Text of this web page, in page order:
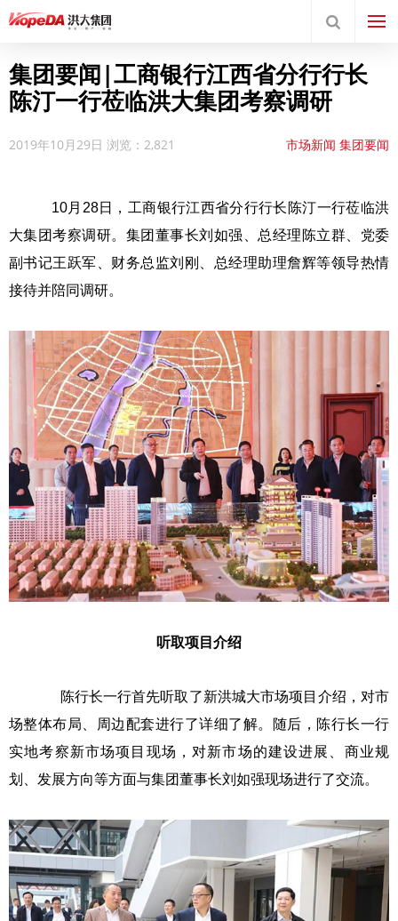
集团要闻|工商银行江西省分行行长
陈汀一行莅临洪大集团考察调研
2019年10月29日 浏览：2,821 市场新闻 集团要闻
10月28日，工商银行江西省分行行长陈汀一行莅临洪
大集团考察调研。集团董事长刘如强、总经理陈立群、党委
副书记王跃军、财务总监刘刚、总经理助理詹辉等领导热情
接待并陪同调研。
听取项目介绍
陈行长一行首先听取了新洪城大市场项目介绍，对市
场整体布局、周边配套进行了详细了解。随后，陈行长一行
实地考察新市场项目现场，对新市场的建设进展、商业规
划、发展方向等方面与集团董事长刘如强现场进行了交流。